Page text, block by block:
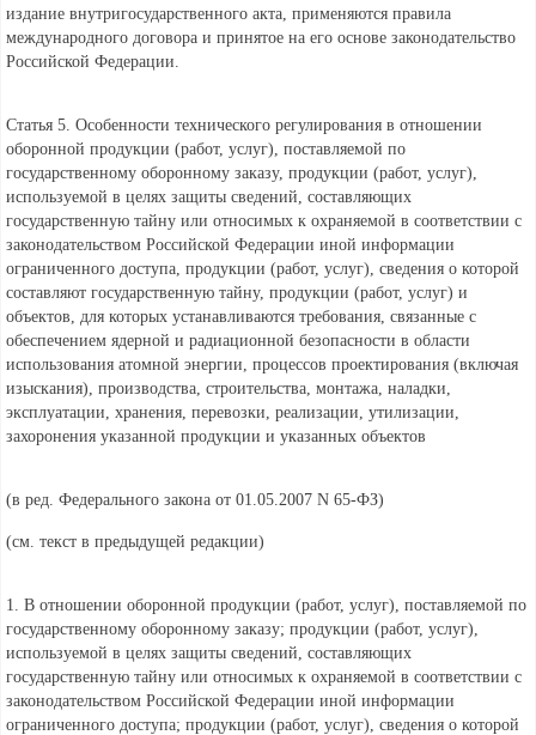
издание внутригосударственного акта, применяются правила
международного договора и принятое на его основе законодательство
Российской Федерации.
Статья 5. Особенности технического регулирования в отношении
оборонной продукции (работ, услуг), поставляемой по
государственному оборонному заказу, продукции (работ, услуг),
используемой в целях защиты сведений, составляющих
государственную тайну или относимых к охраняемой в соответствии с
законодательством Российской Федерации иной информации
ограниченного доступа, продукции (работ, услуг), сведения о которой
составляют государственную тайну, продукции (работ, услуг) и
объектов, для которых устанавливаются требования, связанные с
обеспечением ядерной и радиационной безопасности в области
использования атомной энергии, процессов проектирования (включая
изыскания), производства, строительства, монтажа, наладки,
эксплуатации, хранения, перевозки, реализации, утилизации,
захоронения указанной продукции и указанных объектов
(в ред. Федеральногозакона от 01.05.2007 N 65-ФЗ)
(см. текст в предыдущейредакции)
1. В отношении оборонной продукции (работ, услуг), поставляемой по
государственному оборонному заказу; продукции (работ, услуг),
используемой в целях защиты сведений, составляющих
государственную тайну или относимых к охраняемой в соответствии с
законодательством Российской Федерации иной информации
ограниченного доступа; продукции (работ, услуг), сведения о которой